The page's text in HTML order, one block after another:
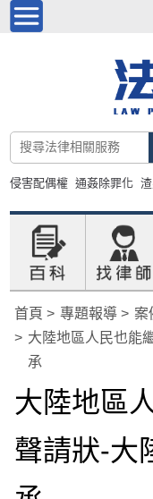
侵害配偶權 通姦除罪化
首頁 專題報導
案
大陸地區人民也能
承
大陸地區
聲請狀-大